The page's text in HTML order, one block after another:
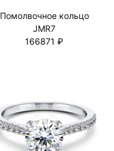
Помолвочное кольцо
JMR7
166871 ₽